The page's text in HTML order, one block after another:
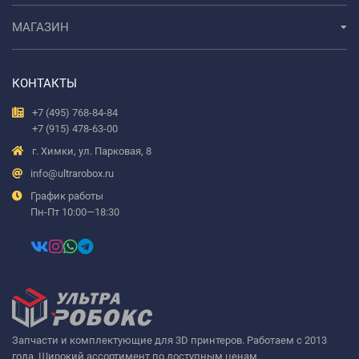
Запчасти и комплектующие для 3D принтеров. Работаем с 2013
года. Широкий ассортимент по доступным ценам.
МАГАЗИН
КОНТАКТЫ
+7 (495) 768-84-84
+7 (915) 478-63-00
г. Химки, ул. Парковая, 8
info@ultrarobox.ru
График работы
Пн-Пт 10:00—18:30